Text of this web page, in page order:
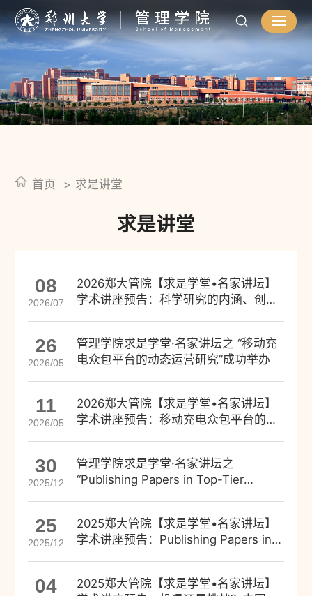
首页 求是讲堂
求是讲堂
08
2026/07
2026郑大管院【求是学堂•名家讲坛】
学术讲座预告：科学研究的内涵、创新
26
2026/05
管理学院求是学堂·名家讲坛之 “移动充
电众包平台的动态运营研究”成功举办
11
2026/05
2026郑大管院【求是学堂•名家讲坛】
学术讲座预告：移动充电众包平台的动
30
2025/12
管理学院求是学堂·名家讲坛之
“Publishing Papers in Top-Tier
25
2025/12
2025郑大管院【求是学堂•名家讲坛】
学术讲座预告：Publishing Papers in
04
2025郑大管院【求是学堂•名家讲坛】